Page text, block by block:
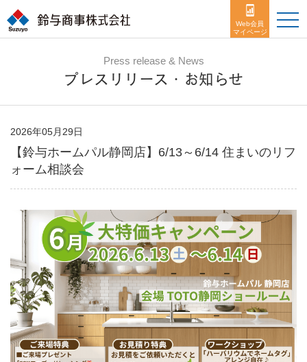
Web会員
マイページ
toggle
Press release & News
プレスリリース・お知らせ
2026年05月29日
【鈴与ホームパル静岡店】6/13～6/14 住まいのリフ
ォーム相談会